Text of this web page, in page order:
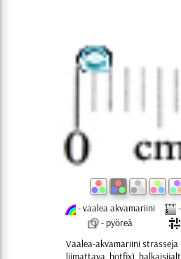
- vaalea akvamariini
- pyöreä
Vaalea-akvamariini
liimattava, hotfix),